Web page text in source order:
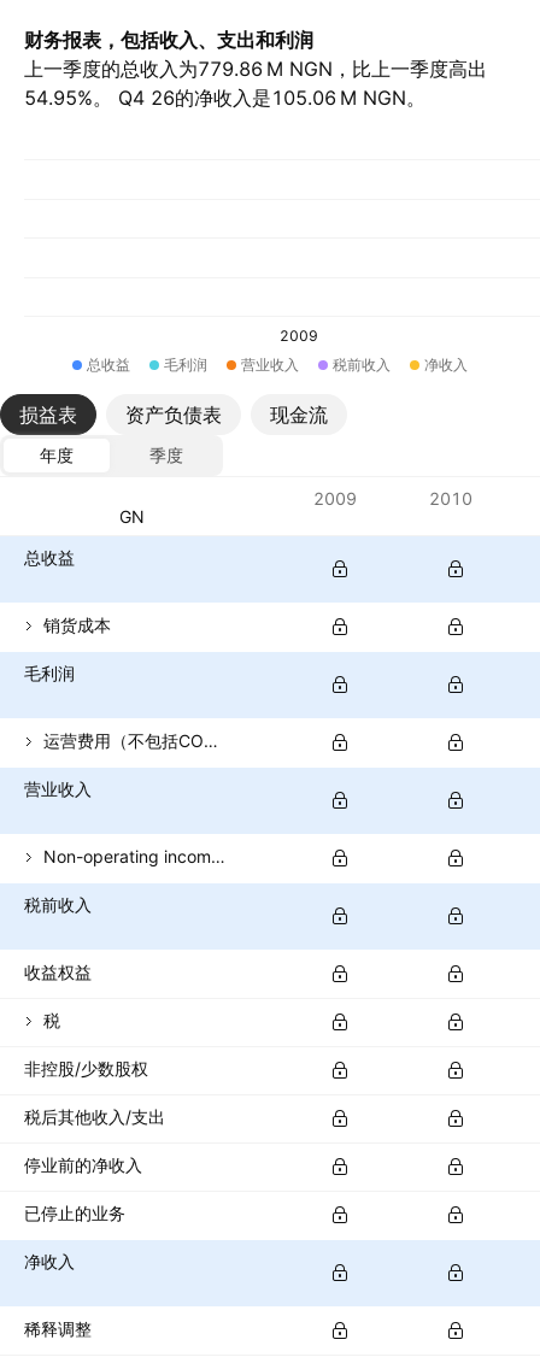
财务报表，包括收入、支出和利润
上一季度的总收入为‪779.86 M‬ NGN，比上一季度高出
54.95%。 Q4 26的净收入是‪105.06 M‬ NGN。
2009
总收益
毛利润 营业收入 税前收入 净收入
损益表 资产负债表 现金流
年度
季度
货币：NGN
2009 2010
总收益
销货成本
毛利润
运营费用（不包括COGS）
营业收入
Non-operating income (total)
税前收入
收益权益
税
非控股/少数股权
税后其他收入/支出
停业前的净收入
已停止的业务
净收入
稀释调整